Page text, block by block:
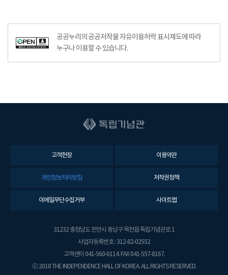
공공누리의 공공저작물 자유이용허락 표시제도에 따라
누구나 이용할 수 있습니다.
고객헌장 이용약관
개인정보처리방침 저작권정책
이메일무단수집거부 사이트맵
31232 충청남도 천안시 동남구 목천읍 독립기념관로 1
사업자등록번호 : 312-82-02552
고객센터 041-560-0114. FAX 041-557-8167.
ⓒ 2018 THE INDEPENDENCE HALL OF KOREA. ALL RIGHTS RESERVED.